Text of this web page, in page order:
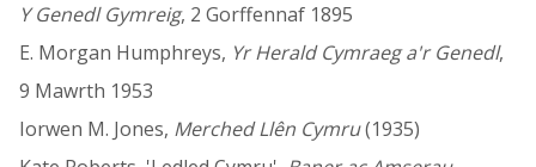
Y Genedl Gymreig, 2 Gorffennaf 1895
E. Morgan Humphreys, Yr Herald Cymraeg a'r Genedl,
9 Mawrth 1953
Iorwen M. Jones, Merched Llên Cymru(1935)